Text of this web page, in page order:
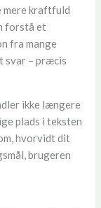
mere kraftfuld
forstå et
fra mange
svar – præcis
ikke længere
plads i teksten
hvorvidt dit
brugeren